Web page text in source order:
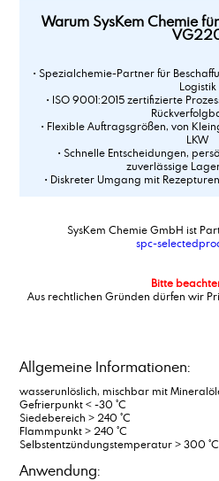
Warum SysKem Chemie
• Spezialchemie-Partner für
Logistik
• ISO 9001:2015 zertifizierte
• Flexible Auftragsgrößen, von
LKW
• Schnelle Entscheidungen,
zuverlässige
• Diskreter Umgang mit
SysKem Chemie GmbH ist
spc-
Bitte
Aus rechtlichen Gründen dürfen wir
Allgemeine Informationen:
wasserunlöslich, mischbar mit
Gefrierpunkt < -30 °C
Siedebereich > 240 °C
Flammpunkt > 240 °C
Selbstentzündungstemperatur > 300 °C
Anwendung: